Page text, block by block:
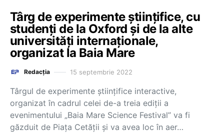
Târg de experimente științifice, cu
studenți de la Oxford și de la alte
universități internaționale,
organizat la Baia Mare
Redacția 15 septembrie 2022
Târgul de experimente ştiinţifice interactive,
organizat în cadrul celei de-a treia ediţii a
evenimentului „Baia Mare Science Festival” va fi
găzduit de Piaţa Cetăţii şi va avea loc în aer…